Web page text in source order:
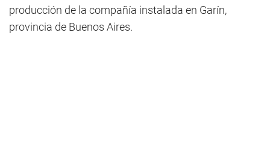
producción de la compañía instalada en Garín,
provincia de Buenos Aires.